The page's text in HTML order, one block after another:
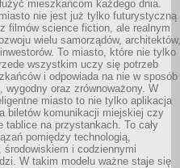
mieszkańcom każdego dnia.
nie jest już tylko futurystyczną
filmów science fiction, ale realnym
wielu samorządów, architektów,
To miasto, które nie tylko
wszystkim uczy się potrzeb
i odpowiada na nie w sposób
wygodny oraz zrównoważony. W
miasto to nie tylko aplikacja
biletów komunikacji miejskiej czy
tablice na przystankach. To cały
pomiędzy technologią,
środowiskiem i codziennymi
W takim modelu ważne staje się